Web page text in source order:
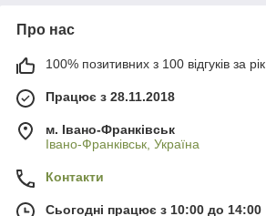
Про нас
100% позитивних з 100 відгуків за рік
Працює з 28.11.2018
м. Івано-Франківськ
Івано-Франківськ, Україна
Контакти
Сьогодні працює з 10:00 до 14:00